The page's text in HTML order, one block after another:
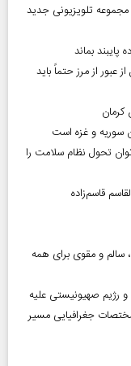
هنرمند منحصر‌به‌فردی را از دست دادیم/ پخش ۲ مجموعه تلویزیونی جدید
پایبند بماند
توصیه‌ای که قبل از عبور از مرز حتماً باید
سوریه و غزه است
تحول نظام سلامت را
قاسم‌زاده
۳۰ صبحانه سریع، سالم و مقوی برای همه
رژیم صهیونیستی علیه
جغرافیایی مسیر